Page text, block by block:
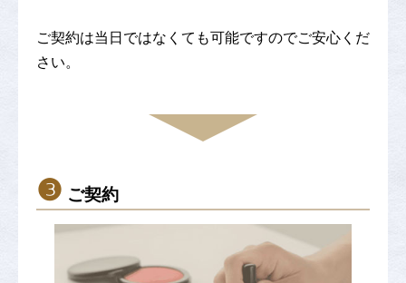
ご契約は当日ではなくても可能ですのでご安心くだ
さい。
❸ ご契約